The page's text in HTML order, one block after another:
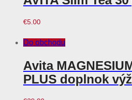
€5.00
Do obchodu
Avita
PLUS doplnok